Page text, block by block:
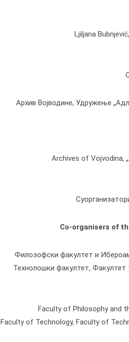
Ljiljana
Архив Војводине, Удружење
Archives of Vojvodina,
Co-organisers of
Филозофски факултет и
Технолошки факултет, Факултет
Faculty of Philosophy and
Faculty of Technology, Faculty of